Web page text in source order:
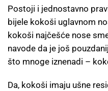
Postoji i jednostavno
bijele kokoši uglavnom
kokoši najčešće nose
navode da je još
što mnoge iznenadi –
Da, kokoši imaju ušne